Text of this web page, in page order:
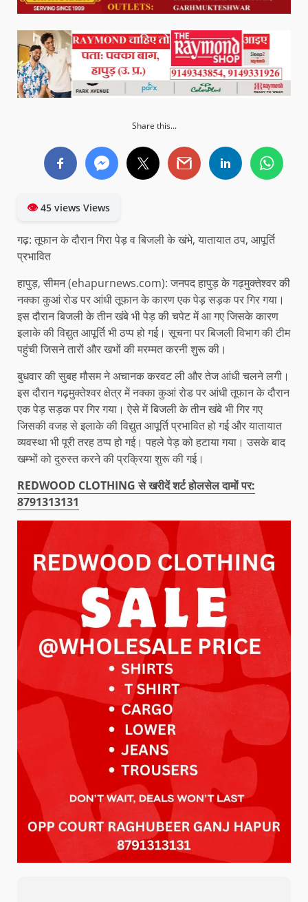
Share this...
👁45 views Views
गढ़: तूफान के दौरान गिरा पेड़ व बिजली के खंभे, यातायात ठप, आपूर्ति
प्रभावित
हापुड़, सीमन (ehapurnews.com): जनपद हापुड़ के गढ़मुक्तेश्वर की
नक्का कुआं रोड पर आंधी तूफान के कारण एक पेड़ सड़क पर गिर गया।
इस दौरान बिजली के तीन खंबे भी पेड़ की चपेट में आ गए जिसके कारण
इलाके की विद्युत आपूर्ति भी ठप्प हो गई। सूचना पर बिजली विभाग की टीम
पहुंची जिसने तारों और खभों की मरम्मत करनी शुरू की।
बुधवार की सुबह मौसम ने अचानक करवट ली और तेज आंधी चलने लगी।
इस दौरान गढ़मुक्तेश्वर क्षेत्र में नक्का कुआं रोड पर आंधी तूफान के दौरान
एक पेड़ सड़क पर गिर गया। ऐसे में बिजली के तीन खंबे भी गिर गए
जिसकी वजह से इलाके की विद्युत आपूर्ति प्रभावित हो गई और यातायात
व्यवस्था भी पूरी तरह ठप्प हो गई। पहले पेड़ को हटाया गया। उसके बाद
खम्भों को दुरुस्त करने की प्रक्रिया शुरू की गई।
REDWOOD CLOTHING से खरीदें शर्ट होलसेल दामों पर:
8791313131